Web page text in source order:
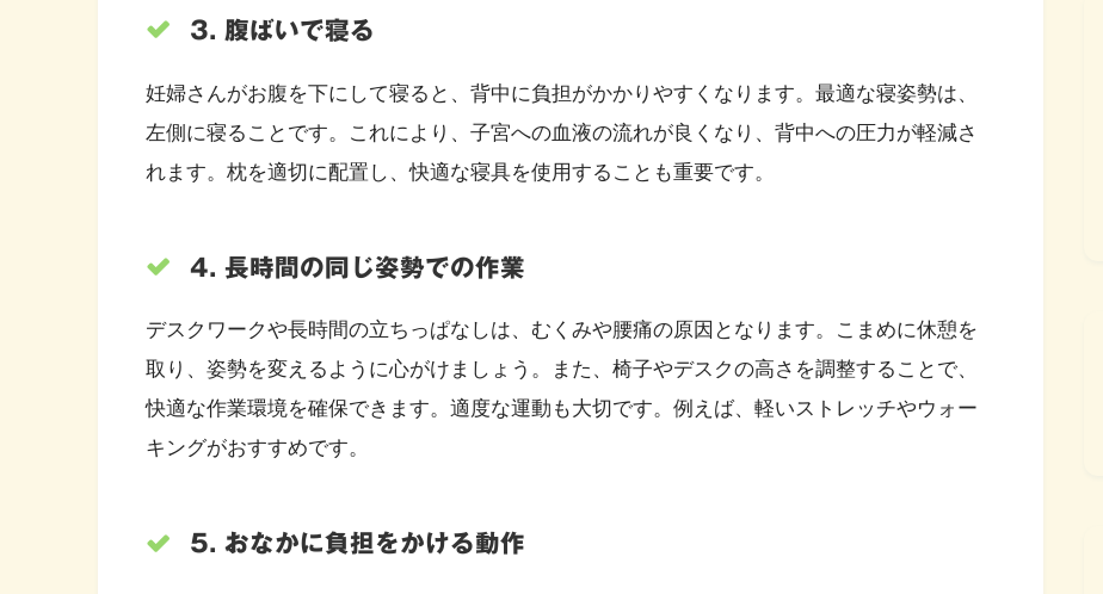
3. 腹ばいで寝る
妊婦さんがお腹を下にして寝ると、背中に負担がかかりやすくなります。最適な寝姿勢は、
左側に寝ることです。これにより、子宮への血液の流れが良くなり、背中への圧力が軽減さ
れます。枕を適切に配置し、快適な寝具を使用することも重要です。
4. 長時間の同じ姿勢での作業
デスクワークや長時間の立ちっぱなしは、むくみや腰痛の原因となります。こまめに休憩を
取り、姿勢を変えるように心がけましょう。また、椅子やデスクの高さを調整することで、
快適な作業環境を確保できます。適度な運動も大切です。例えば、軽いストレッチやウォー
キングがおすすめです。
5. おなかに負担をかける動作